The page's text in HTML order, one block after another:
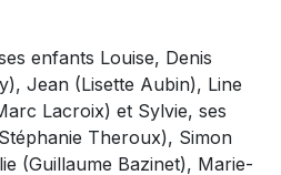
enfants Louise, Denis
Jean (Lisette Aubin), Line
Lacroix) et Sylvie, ses
Theroux), Simon
(Guillaume Bazinet), Marie-